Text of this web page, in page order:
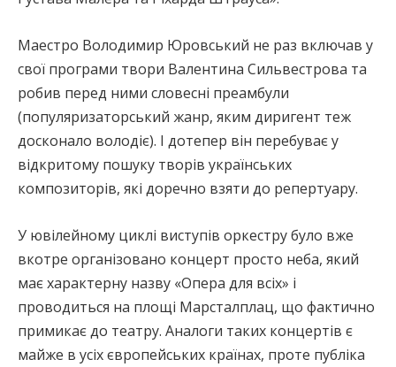
Маестро Володимир Юровський не раз включав у
свої програми твори Валентина Сильвестрова та
робив перед ними словесні преамбули
(популяризаторський жанр, яким диригент теж
досконало володіє). І дотепер він перебуває у
відкритому пошуку творів українських
композиторів, які доречно взяти до репертуару.
У ювілейному циклі виступів оркестру було вже
вкотре організовано концерт просто неба, який
має характерну назву «Опера для всіх» і
проводиться на площі Марсталплац, що фактично
примикає до театру. Аналоги таких концертів є
майже в усіх європейських країнах, проте публіка